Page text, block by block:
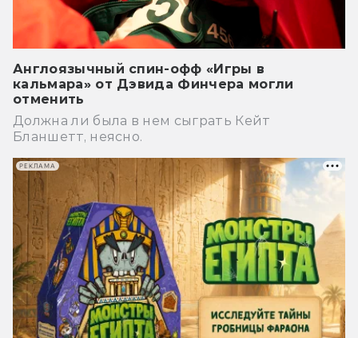
Англоязычный спин-офф «Игры в
кальмара» от Дэвида Финчера могли
отменить
Должна ли была в нем сыграть Кейт
Бланшетт, неясно.
РЕКЛАМА